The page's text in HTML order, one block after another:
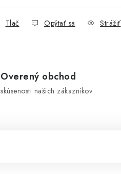
Tlač Opýtať sa Strážiť
Overený obchod
skúsenosti našich zákazníkov